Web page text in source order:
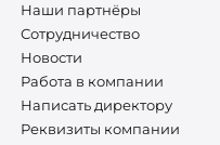
Наши партнёры
Сотрудничество
Новости
Работа в компании
Написать директору
Реквизиты компании